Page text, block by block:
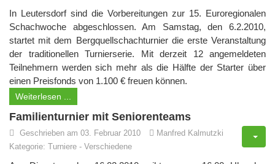
In Leutersdorf sind die Vorbereitungen zur 15. Euroregionalen
Schachwoche abgeschlossen. Am Samstag, den 6.2.2010,
startet mit dem Bergquellschachturnier die erste Veranstaltung
der traditionellen Turnierserie. Mit derzeit 12 angemeldeten
Teilnehmern werden sich mehr als die Hälfte der Starter über
einen Preisfonds von 1.100 € freuen können.
Weiterlesen ...
Familienturnier mit Seniorenteams
Geschrieben am 03. Februar 2010
Manfred Kalmutzki
Kategorie: Turniere - Verschiedene